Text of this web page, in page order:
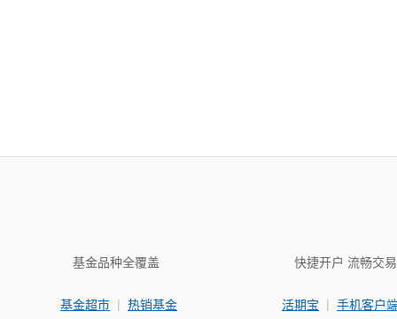
基金品种全覆盖
基金超市 | 热销基金
快捷开户 流畅交易
活期宝 | 手机客户